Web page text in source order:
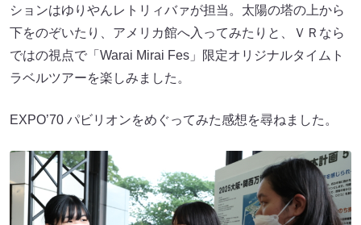
ションはゆりやんレトリィバァが担当。太陽の塔の上から
下をのぞいたり、アメリカ館へ入ってみたりと、ＶＲなら
ではの視点で「Warai Mirai Fes」限定オリジナルタイムト
ラベルツアーを楽しみました。
EXPO’70 パビリオンをめぐってみた感想を尋ねました。